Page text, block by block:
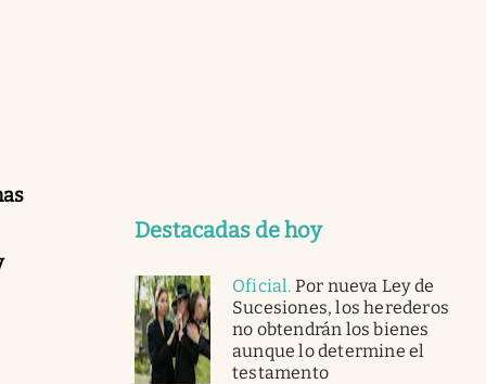
Destacadas de hoy
Oficial. Por nueva Ley de
Sucesiones, los herederos
no obtendrán los bienes
aunque lo determine el
testamento